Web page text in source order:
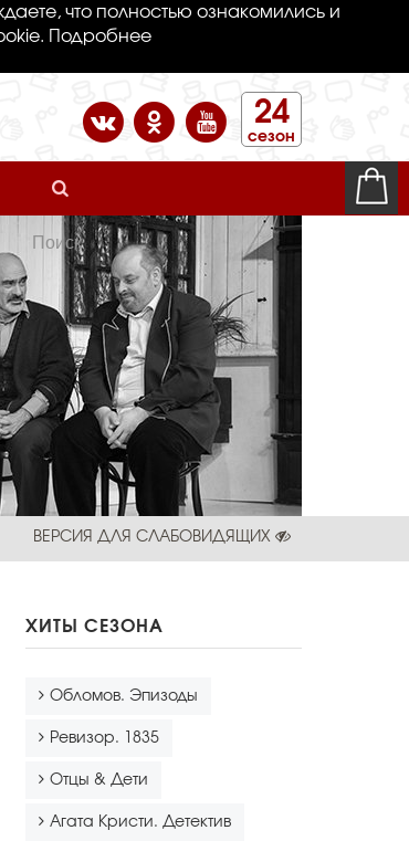
что полностью ознакомились и
Подробнее
24
сезон
ВЕРСИЯ ДЛЯ СЛАБОВИДЯЩИХ
ХИТЫ СЕЗОНА
Обломов. Эпизоды
Ревизор. 1835
Отцы & Дети
Агата Кристи. Детектив